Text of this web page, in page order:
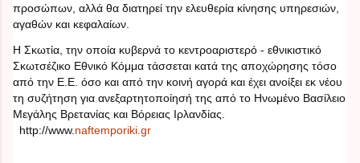
προσώπων, αλλά θα διατηρεί την ελευθερία κίνησης υπηρεσιών,
αγαθών και κεφαλαίων.
Η Σκωτία, την οποία κυβερνά το κεντροαριστερό - εθνικιστικό
Σκωτσέζικο Εθνικό Κόμμα τάσσεται κατά της αποχώρησης τόσο
από την Ε.Ε. όσο και από την κοινή αγορά και έχει ανοίξει εκ νέου
τη συζήτηση για ανεξαρτητοποίησή της από το Ηνωμένο Βασίλειο
Μεγάλης Βρετανίας και Βόρειας Ιρλανδίας.
http://www. naftemporiki.gr